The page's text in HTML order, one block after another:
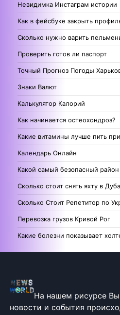
Невидимка Инстаграм истории
Как в фейсбуке закрыть
Сколько нужно варить
Проверить готов ли паспорт
Точный Прогноз Погоды
Знаки Валют
Калькулятор Калорий
Как начинается остеохондроз?
Какие витамины лучше пить
Календарь Онлайн
Какой самый безопасный
Сколько стоит снять яхту в
Сколько Стоит Репетитор по
Перевозка грузов Кривой Рог
Какие болезни показывает
На нашем рисурсе
новости и события